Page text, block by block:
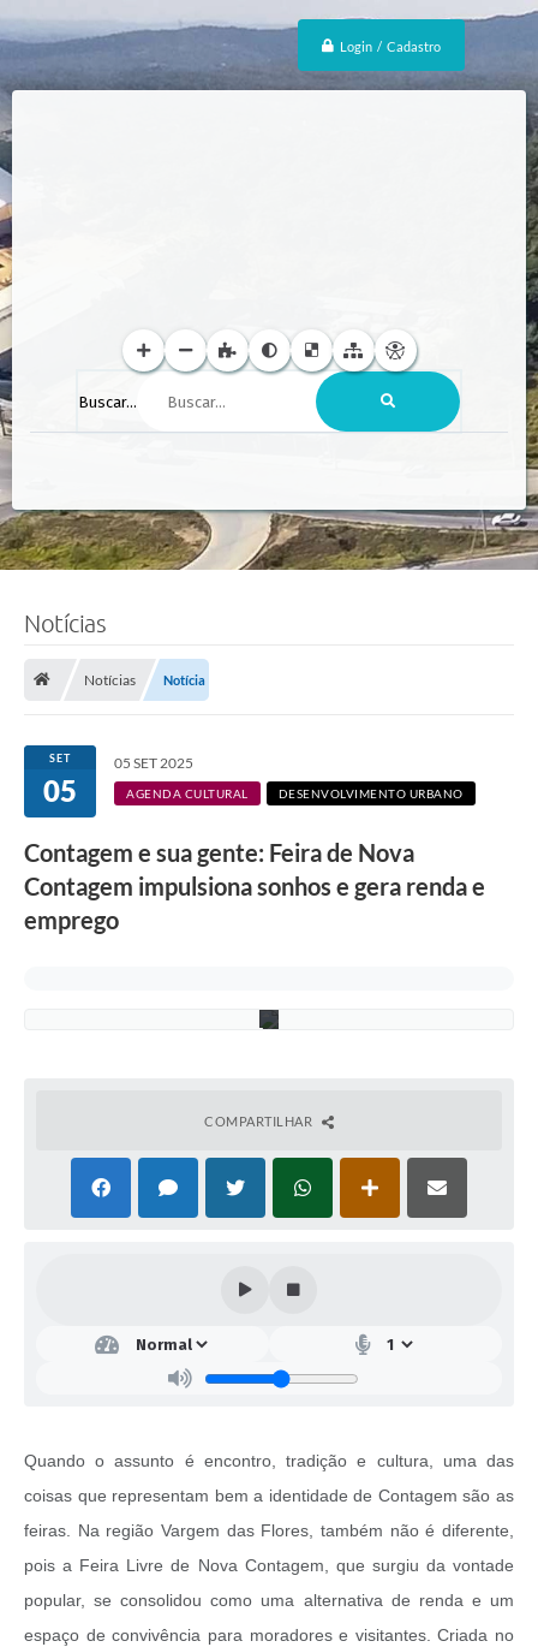
Login / Cadastro
Buscar...
Notícias
Notícias Notícia
SET
05
05 SET 2025
AGENDA CULTURAL DESENVOLVIMENTO URBANO
Contagem e sua gente: Feira de Nova
Contagem impulsiona sonhos e gera renda e
emprego
c
i
a
l
COMPARTILHAR
Quando o assunto é encontro, tradição e cultura, uma das
coisas que representam bem a identidade de Contagem são as
feiras. Na região Vargem das Flores, também não é diferente,
pois a Feira Livre de Nova Contagem, que surgiu da vontade
popular, se consolidou como uma alternativa de renda e um
espaço de convivência para moradores e visitantes. Criada no